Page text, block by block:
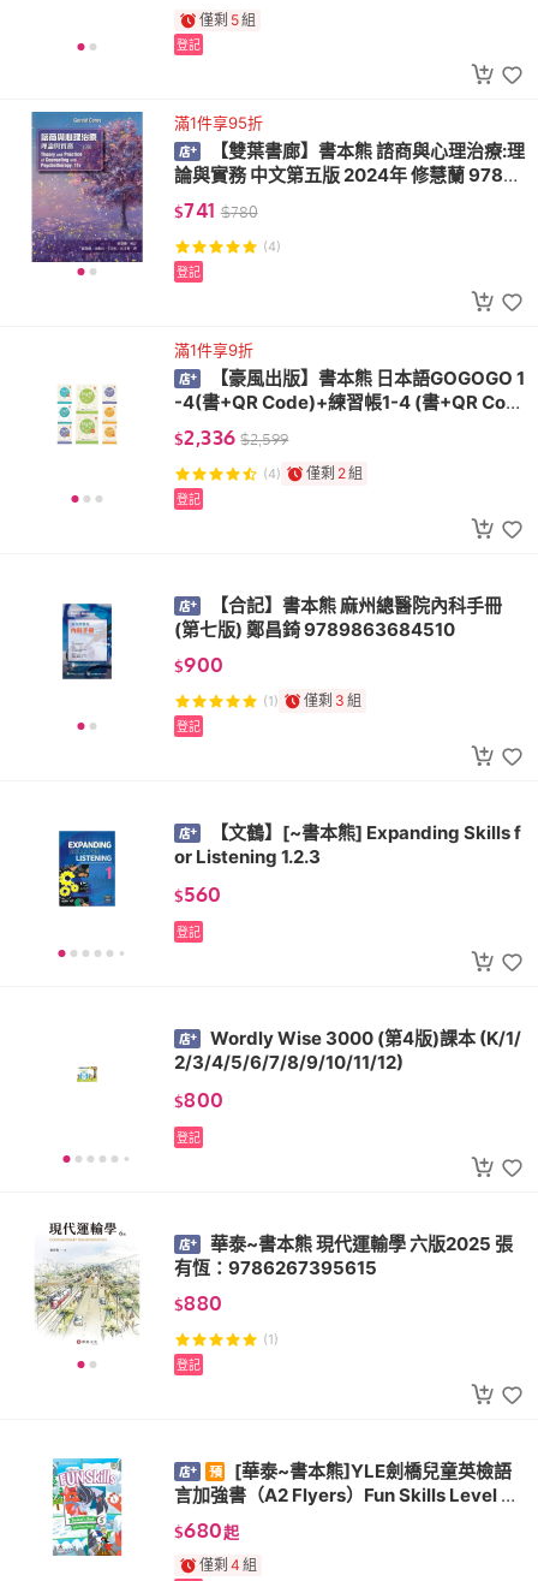
僅剩 5組
登記
滿1件享95折
【雙葉書廊】書本熊 諮商與心理治療:理
論與實務 中文第五版 2024年 修慧蘭 97862
69737956
$741 $780
(4)
登記
滿1件享9折
【豪風出版】書本熊 日本語GOGOGO 1
-4(書+QR Code)+練習帳1-4 (書+QR Cod
e)9789860612684
$2,336 $2,599
(4) 僅剩 2組
登記
【合記】書本熊 麻州總醫院內科手冊
(第七版) 鄭昌錡 9789863684510
$900
(1) 僅剩 3 組
登記
【文鶴】[~書本熊] Expanding Skills f
or Listening 1.2.3
$560
登記
Wordly Wise 3000 (第4版)課本 (K/1/
2/3/4/5/6/7/8/9/10/11/12)
$800
登記
華泰~書本熊 現代運輸學 六版2025 張
有恆：9786267395615
$880
(1)
登記
[華泰~書本熊]YLE劍橋兒童英檢語
言加強書（A2 Flyers）Fun Skills Level 5&
6
$680起
僅剩 4 組